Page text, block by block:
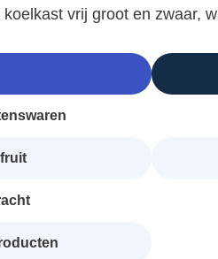
vrij groot en zwaar,